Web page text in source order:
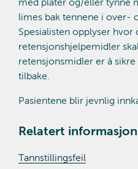
med plater og/eller tynne
limes bak tennene i over-
Spesialisten opplyser
retensjonshjelpemidler
retensjonsmidler er å
tilbake.
Pasientene blir jevnlig
Relatert informasjon
Tannstillingsfeil